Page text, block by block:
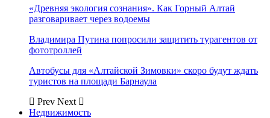
«Древняя экология сознания». Как Горный Алтай
разговаривает через водоемы
Владимира Путина попросили защитить турагентов от
фототроллей
Автобусы для «Алтайской Зимовки» скоро будут ждать
туристов на площади Барнаула
Prev Next
Недвижимость